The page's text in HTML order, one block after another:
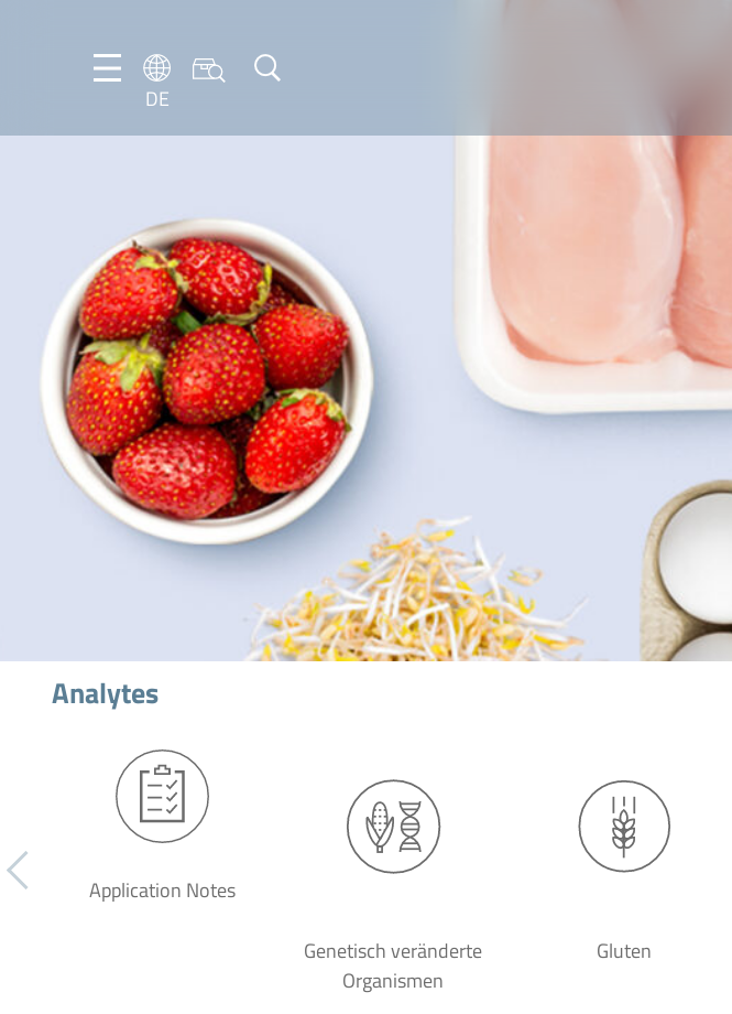
DE
DE
Analytes
Application Notes
Genetisch veränderte
Organismen
Gluten